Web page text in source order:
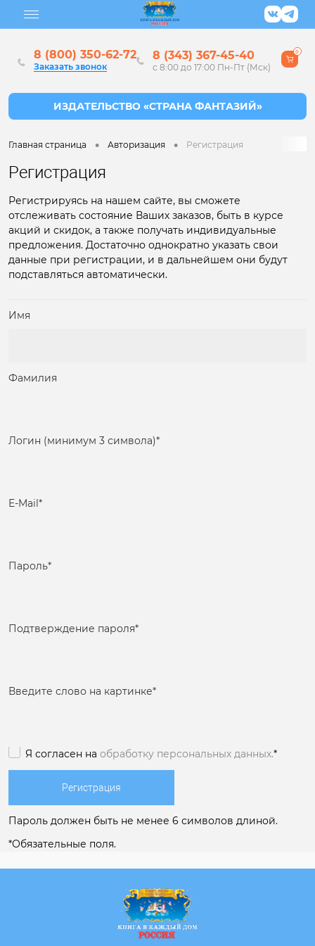
8 (800) 350-62-72
Заказать звонок
8 (343) 367-45-40
с 8:00 до 17:00 Пн-Пт (Мск)
0
Главная страница • Авторизация • Регистрация
Регистрация
Регистрируясь на нашем сайте, вы сможете
отслеживать состояние Ваших заказов, быть в курсе
акций и скидок, а также получать индивидуальные
предложения. Достаточно однократно указать свои
данные при регистрации, и в дальнейшем они будут
подставляться автоматически.
Имя
Фамилия
Логин (минимум 3 символа)*
E-Mail*
Пароль*
Подтверждение пароля*
Введите слово на картинке*
Я согласен на обработку персональных данных.*
Пароль должен быть не менее 6 символов длиной.
*Обязательные поля.